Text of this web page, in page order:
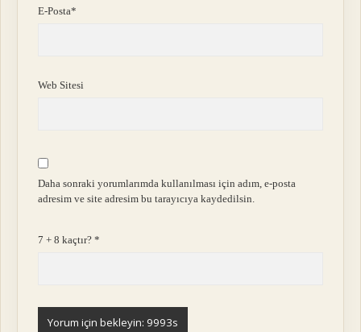
E-Posta*
Web Sitesi
Daha sonraki yorumlarımda kullanılması için adım, e-posta
adresim ve site adresim bu tarayıcıya kaydedilsin.
7 + 8 kaçtır?*